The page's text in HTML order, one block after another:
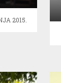
2015.